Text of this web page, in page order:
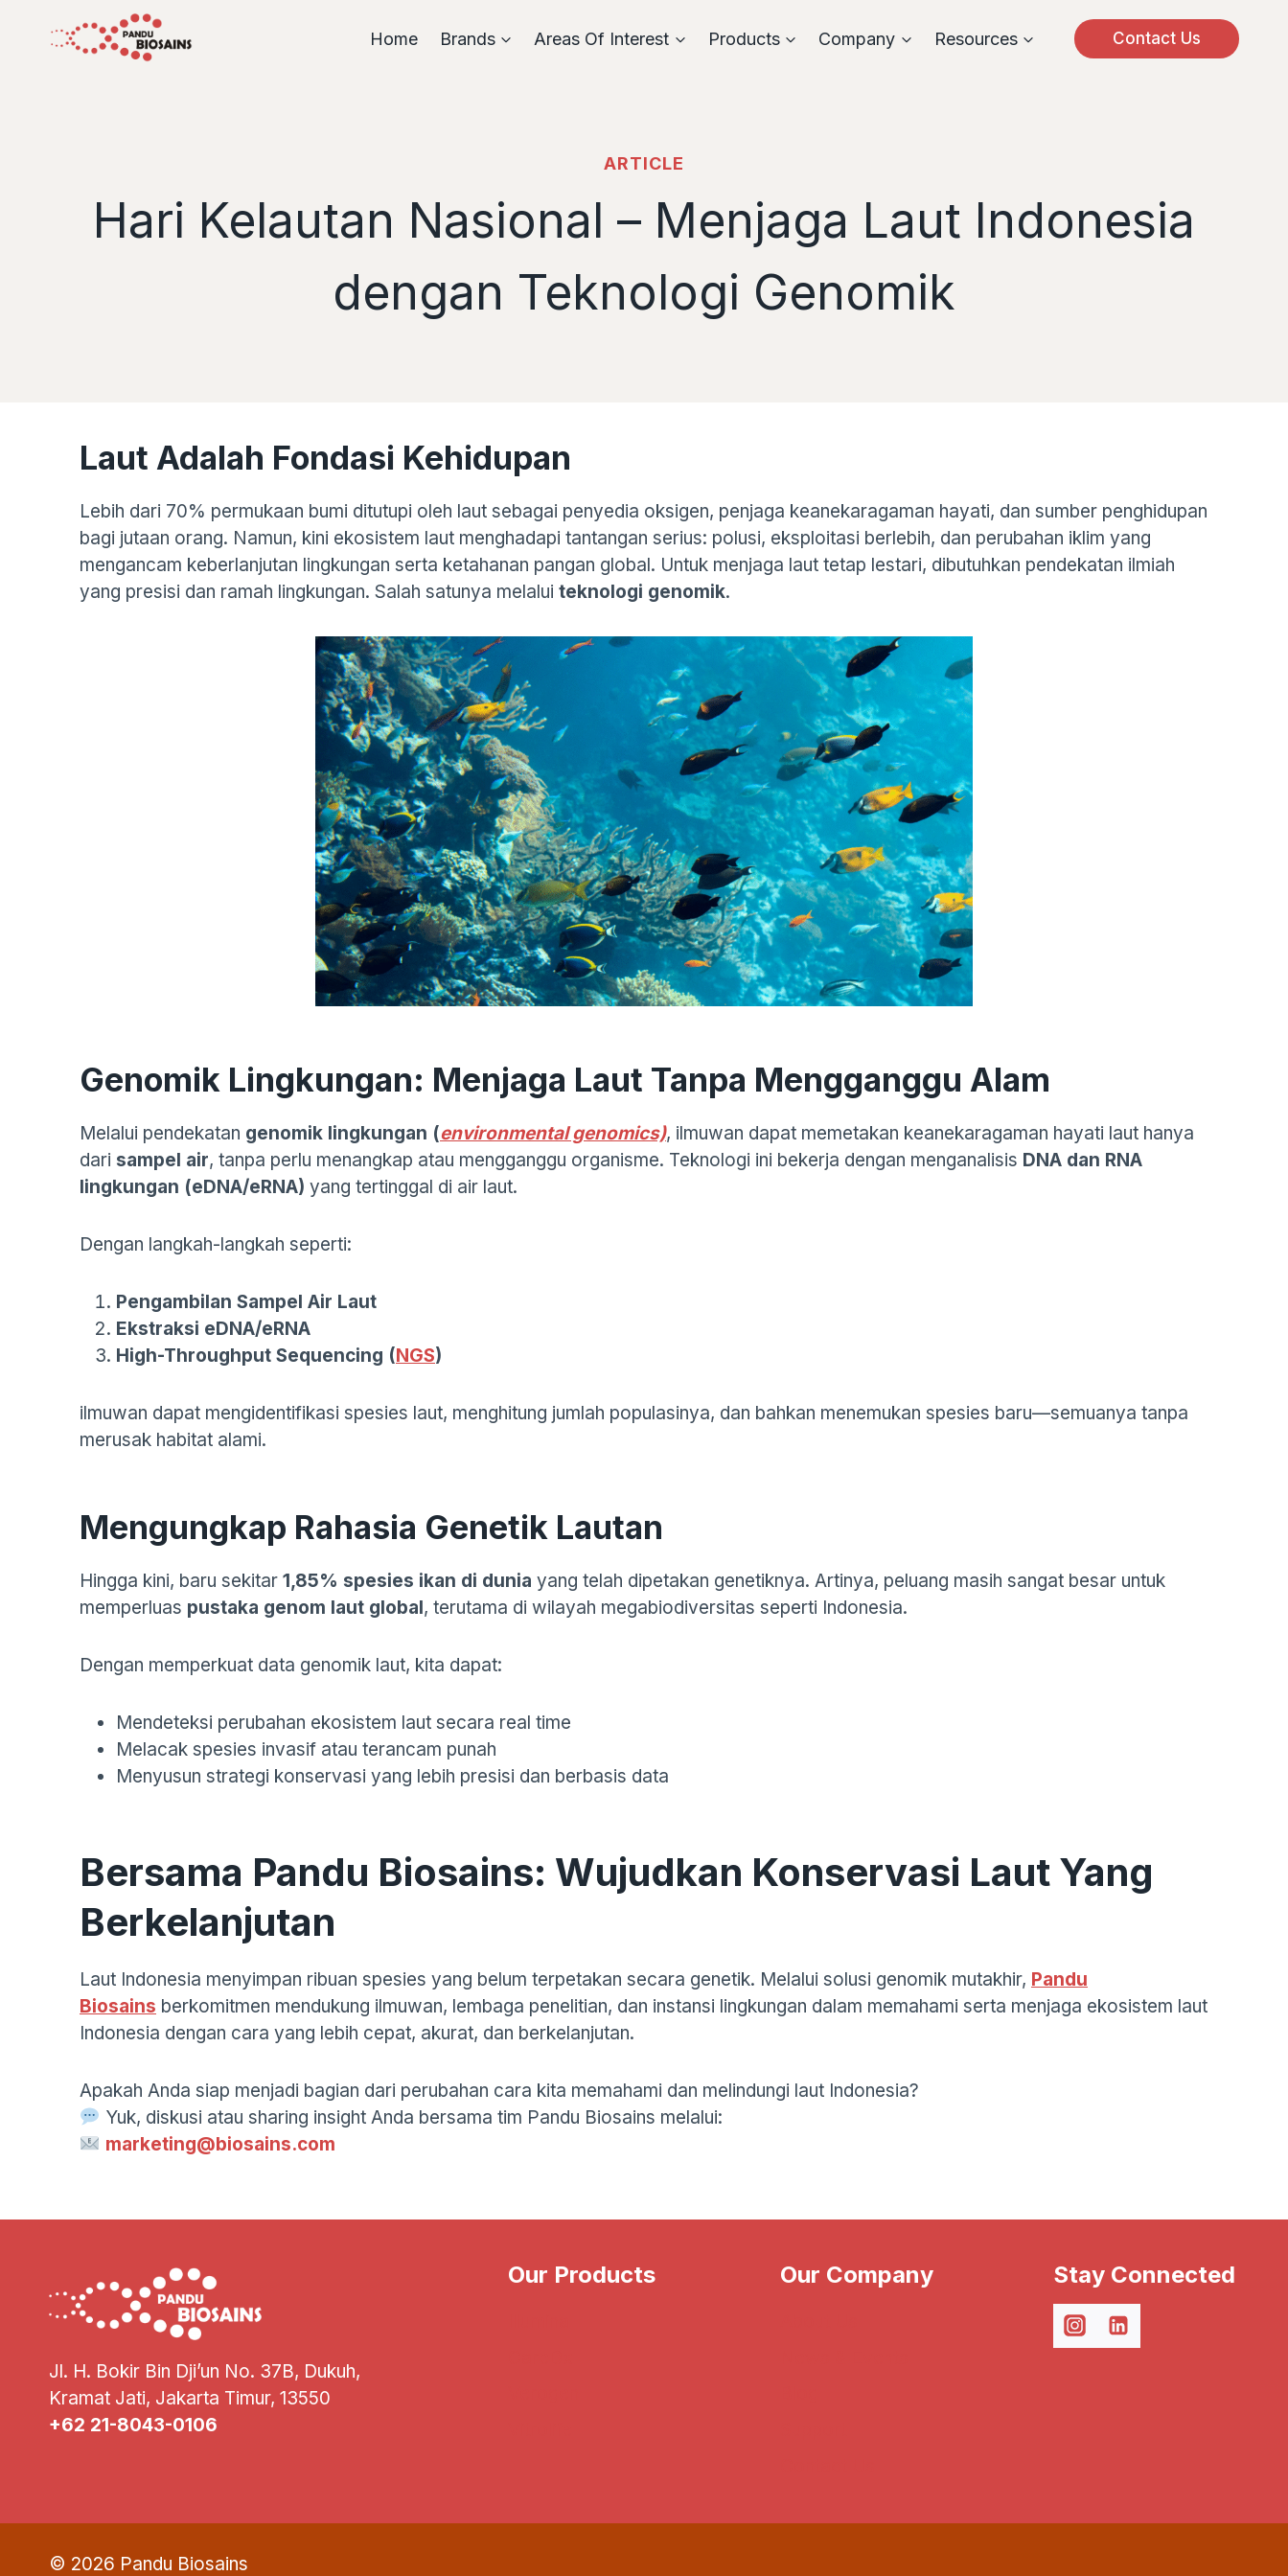
Home Brands Areas Of Interest Products Company Resources Contact Us
ARTICLE
Hari Kelautan Nasional – Menjaga Laut Indonesia
dengan Teknologi Genomik
Laut Adalah Fondasi Kehidupan
Lebih dari 70% permukaan bumi ditutupi oleh laut sebagai penyedia oksigen, penjaga keanekaragaman hayati, dan sumber penghidupan
bagi jutaan orang. Namun, kini ekosistem laut menghadapi tantangan serius: polusi, eksploitasi berlebih, dan perubahan iklim yang
mengancam keberlanjutan lingkungan serta ketahanan pangan global. Untuk menjaga laut tetap lestari, dibutuhkan pendekatan ilmiah
yang presisi dan ramah lingkungan. Salah satunya melalui teknologi genomik.
Genomik Lingkungan: Menjaga Laut Tanpa Mengganggu Alam
Melalui pendekatan genomik lingkungan (environmental genomics), ilmuwan dapat memetakan keanekaragaman hayati laut hanya
dari sampel air, tanpa perlu menangkap atau mengganggu organisme. Teknologi ini bekerja dengan menganalisis DNA dan RNA
lingkungan (eDNA/eRNA) yang tertinggal di air laut.
Dengan langkah-langkah seperti:
Pengambilan Sampel Air Laut
Ekstraksi eDNA/eRNA
High-Throughput Sequencing (NGS)
ilmuwan dapat mengidentifikasi spesies laut, menghitung jumlah populasinya, dan bahkan menemukan spesies baru—semuanya tanpa
merusak habitat alami.
Mengungkap Rahasia Genetik Lautan
Hingga kini, baru sekitar 1,85% spesies ikan di dunia yang telah dipetakan genetiknya. Artinya, peluang masih sangat besar untuk
memperluas pustaka genom laut global, terutama di wilayah megabiodiversitas seperti Indonesia.
Dengan memperkuat data genomik laut, kita dapat:
Mendeteksi perubahan ekosistem laut secara real time
Melacak spesies invasif atau terancam punah
Menyusun strategi konservasi yang lebih presisi dan berbasis data
Bersama Pandu Biosains: Wujudkan Konservasi Laut Yang
Berkelanjutan
Laut Indonesia menyimpan ribuan spesies yang belum terpetakan secara genetik. Melalui solusi genomik mutakhir, Pandu
Biosains berkomitmen mendukung ilmuwan, lembaga penelitian, dan instansi lingkungan dalam memahami serta menjaga ekosistem laut
Indonesia dengan cara yang lebih cepat, akurat, dan berkelanjutan.
Apakah Anda siap menjadi bagian dari perubahan cara kita memahami dan melindungi laut Indonesia?
Yuk, diskusi atau sharing insight Anda bersama tim Pandu Biosains melalui:
marketing@biosains.com
Jl. H. Bokir Bin Dji’un No. 37B, Dukuh,
Kramat Jati, Jakarta Timur, 13550
+62 21-8043-0106
Our Products Our Company Stay Connected
© 2026 Pandu Biosains